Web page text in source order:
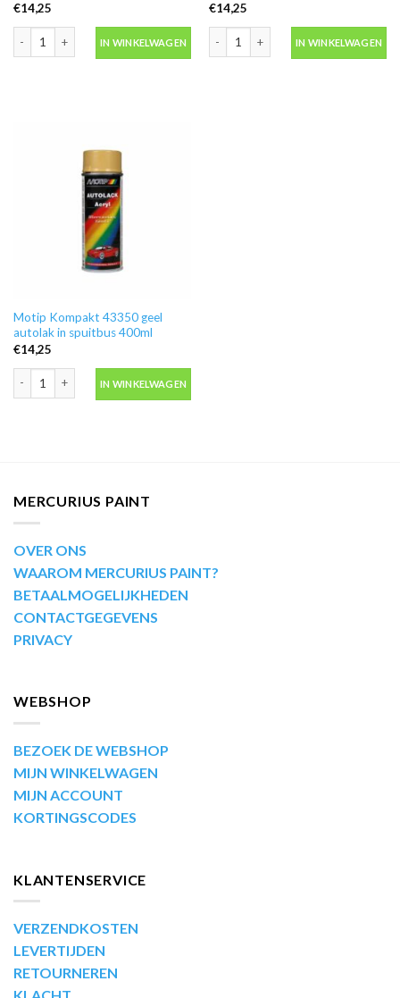
€14,25
Motip Kompakt 53663 groen metallic autolak in spuitbus 400ml aantal
IN WINKELWAGEN
€14,25
Motip Kompakt 51471 rood metallic
IN WINKELWAGEN
Motip Kompakt 43350 geel
autolak in spuitbus 400ml
€14,25
IN WINKELWAGEN
MERCURIUS PAINT
OVER ONS
WAAROM MERCURIUS PAINT?
BETAALMOGELIJKHEDEN
CONTACTGEGEVENS
PRIVACY
WEBSHOP
BEZOEK DE WEBSHOP
MIJN WINKELWAGEN
MIJN ACCOUNT
KORTINGSCODES
KLANTENSERVICE
VERZENDKOSTEN
LEVERTIJDEN
RETOURNEREN